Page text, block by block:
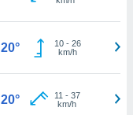
20° 10- 26
km/h
20° 11 - 37
km/h